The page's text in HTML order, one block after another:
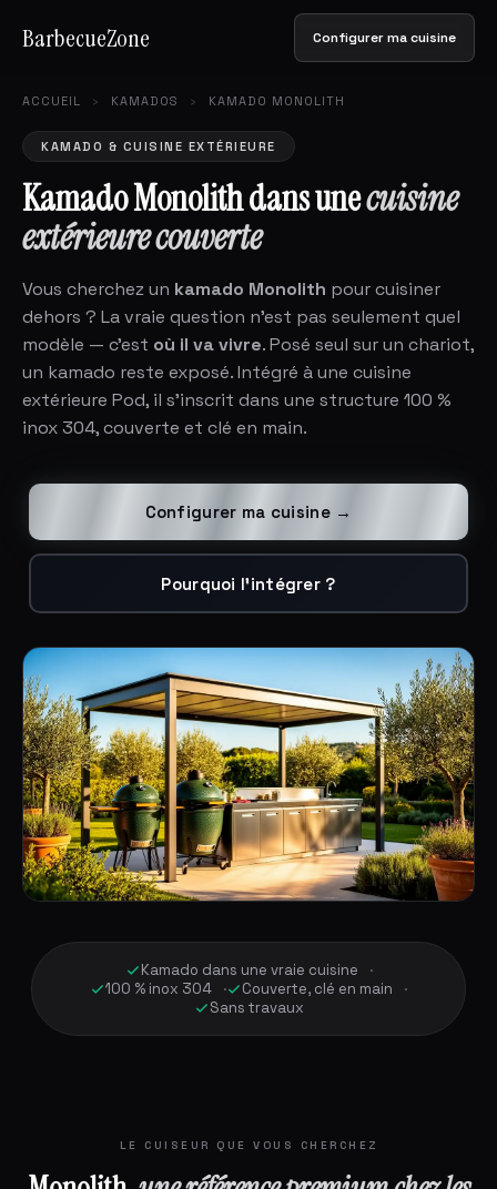
BarbecueZone Configurer ma cuisine
ACCUEIL › KAMADOS › KAMADO MONOLITH
KAMADO & CUISINE EXTÉRIEURE
Kamado Monolith dans unecuisine
extérieure couverte
Vous cherchez un kamado Monolith pour cuisiner
dehors ? La vraie question n'est pas seulement quel
modèle — c'est où il va vivre. Posé seul sur un chariot,
un kamado reste exposé. Intégré à une cuisine
extérieure Pod, il s'inscrit dans une structure 100 %
inox 304, couverte et clé en main.
Configurer ma cuisine →
Pourquoi l'intégrer ?
Kamado dans une vraie cuisine
100 % inox 304
Couverte, clé en main
Sans travaux
LE CUISEUR QUE VOUS CHERCHEZ